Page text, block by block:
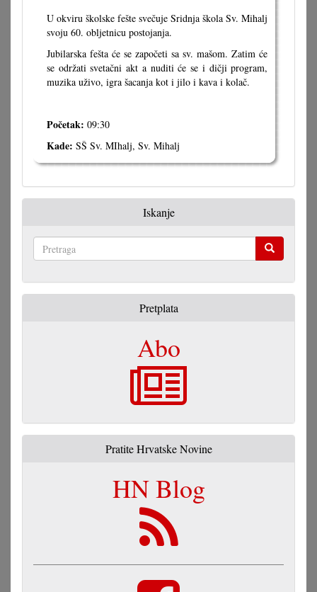
U okviru školske fešte svečuje Sridnja škola Sv. Mihalj
svoju 60. obljetnicu postojanja.
Jubilarska fešta će se započeti sa sv. mašom. Zatim će
se održati svetačni akt a nuditi će se i dičji program,
muzika uživo, igra šacanja kot i jilo i kava i kolač.
Početak: 09:30
Kade: SŠ Sv. MIhalj, Sv. Mihalj
Iskanje
Pretplata
Abo
Pratite Hrvatske Novine
HN Blog